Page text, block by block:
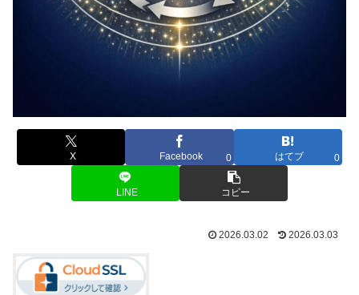
X Facebook 0 はてブ 0
LINE コピー
2026.03.02 2026.03.03